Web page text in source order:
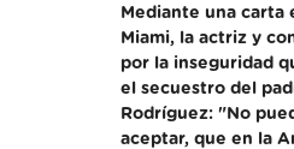
Mediante una carta
Miami, la actriz y
por la inseguridad
el secuestro del
Rodríguez: "No
aceptar, que en la